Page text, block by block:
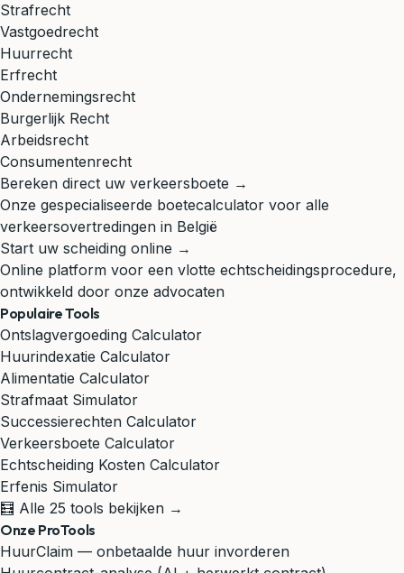
Strafrecht
Vastgoedrecht
Huurrecht
Erfrecht
Ondernemingsrecht
Burgerlijk Recht
Arbeidsrecht
Consumentenrecht
Bereken direct uw verkeersboete →
Onze gespecialiseerde boetecalculator voor alle
verkeersovertredingen in België
Start uw scheiding online →
Online platform voor een vlotte echtscheidingsprocedure,
ontwikkeld door onze advocaten
Populaire Tools
Ontslagvergoeding Calculator
Huurindexatie Calculator
Alimentatie Calculator
Strafmaat Simulator
Successierechten Calculator
Verkeersboete Calculator
Echtscheiding Kosten Calculator
Erfenis Simulator
🧮 Alle 25 tools bekijken →
Onze ProTools
HuurClaim — onbetaalde huur invorderen